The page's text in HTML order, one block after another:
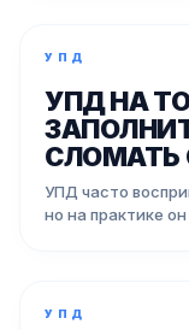
УПД
УПД НА
СЛОМАТЬ
УПД часто
но на практике
УПД